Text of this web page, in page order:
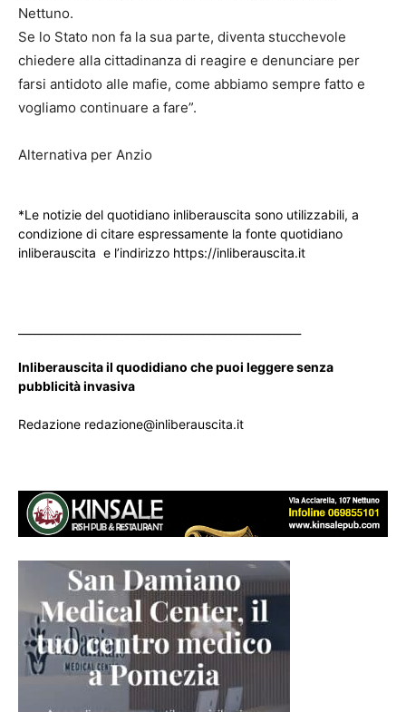
Nettuno.
Se lo Stato non fa la sua parte, diventa stucchevole
chiedere alla cittadinanza di reagire e denunciare per
farsi antidoto alle mafie, come abbiamo sempre fatto e
vogliamo continuare a fare”.
Alternativa per Anzio
*Le notizie del quotidiano inliberauscita sono utilizzabili, a
condizione di citare espressamente la fonte quotidiano
inliberauscita e l’indirizzo https://inliberauscita.it
Inliberauscita il quodidiano che puoi leggere senza
pubblicità invasiva
Redazione redazione@inliberauscita.it